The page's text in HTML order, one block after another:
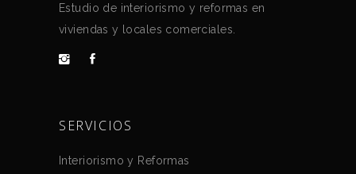
Estudio de interiorismo y reformas en
viviendas y locales comerciales.
SERVICIOS
Interiorismo y Reformas